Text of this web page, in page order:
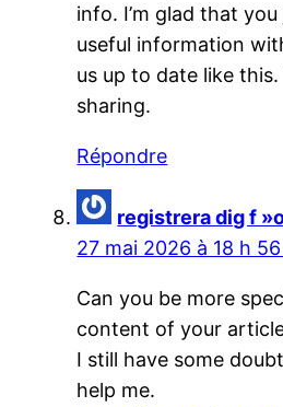
info. I’m glad that
useful information
us up to date like
sharing.
Répondre
registrera dig f
27 mai 2026 à 18 h
Can you be more
content of your
I still have some
help me.